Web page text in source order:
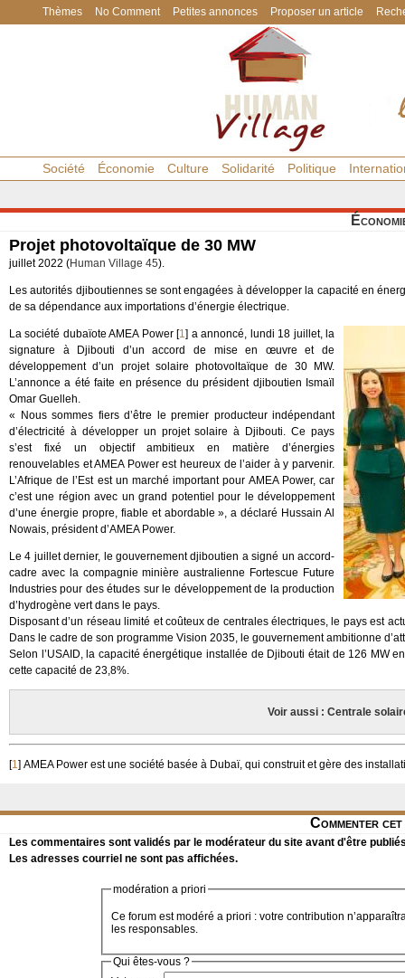
Thèmes No Comment Petites annonces Proposer un article
Société Économie Culture Solidarité Politique
Projet photovoltaïque de 30 MW
juillet 2022 (Human Village 45).
Les autorités djiboutiennes se sont engagées à développer la capacité en
de sa dépendance aux importations d’énergie électrique.
La société dubaïote AMEA Power[1] a annoncé, lundi 18 juillet, la
signature à Djibouti d’un accord de mise en œuvre et de
développement d’un projet solaire photovoltaïque de 30 MW.
L’annonce a été faite en présence du président djiboutien Ismaïl
Omar Guelleh.
« Nous sommes fiers d’être le premier producteur indépendant
d’électricité à développer un projet solaire à Djibouti. Ce pays
s’est fixé un objectif ambitieux en matière d’énergies
renouvelables et AMEA Power est heureux de l’aider à y parvenir.
L’Afrique de l’Est est un marché important pour AMEA Power, car
c’est une région avec un grand potentiel pour le développement
d’une énergie propre, fiable et abordable », a déclaré Hussain Al
Nowais, président d’AMEA Power.
Le 4 juillet dernier, le gouvernement djiboutien a signé un accord-
cadre avec la compagnie minière australienne Fortescue Future
Industries pour des études sur le développement de la production
d’hydrogène vert dans le pays.
Disposant d’un réseau limité et coûteux de centrales électriques, le pays est
Dans le cadre de son programme Vision 2035, le gouvernement ambitionne
Selon l’USAID, la capacité énergétique installée de Djibouti était de 126 MW
cette capacité de 23,8%.
Voir aussi : Centrale
[1] AMEA Power est une société basée à Dubaï, qui construit et gère des
Commenter
Les commentaires sont validés par le modérateur du site avant d'être
Les adresses courriel ne sont pas affichées.
modération a priori
Ce forum est modéré a priori : votre contribution
les responsables.
Qui êtes-vous ?